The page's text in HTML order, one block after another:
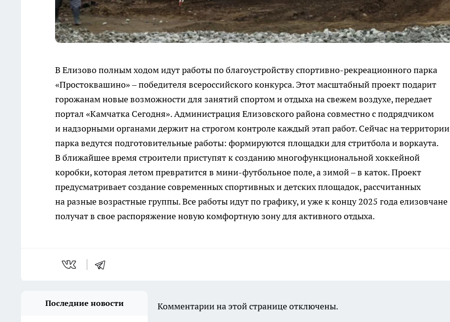
В Елизово полным ходом идут работы по благоустройству спортивно-рекреационного парка
«Простоквашино» – победителя всероссийского конкурса. Этот масштабный проект подарит
горожанам новые возможности для занятий спортом и отдыха на свежем воздухе, передает
портал «Камчатка Сегодня». Администрация Елизовского района совместно с подрядчиком
и надзорными органами держит на строгом контроле каждый этап работ. Сейчас на территории
парка ведутся подготовительные работы: формируются площадки для стритбола и воркаута.
В ближайшее время строители приступят к созданию многофункциональной хоккейной
коробки, которая летом превратится в мини-футбольное поле, а зимой – в каток. Проект
предусматривает создание современных спортивных и детских площадок, рассчитанных
на разные возрастные группы. Все работы идут по графику, и уже к концу 2025 года елизовчане
получат в свое распоряжение новую комфортную зону для активного отдыха.
Последние новости Комментарии на этой странице отключены.